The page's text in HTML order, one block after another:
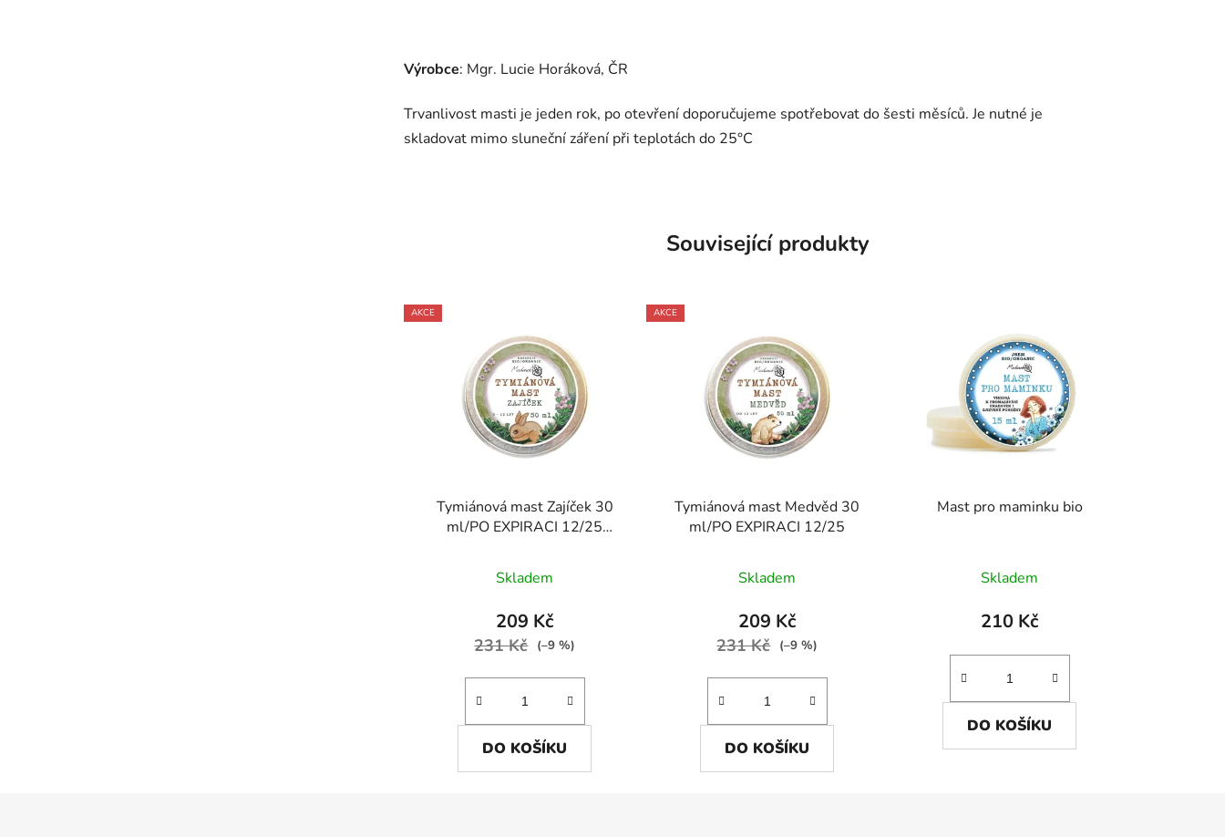
Výrobce: Mgr. Lucie Horáková, ČR
Trvanlivost masti je jeden rok, po otevření doporučujeme spotřebovat do šesti měsíců. Je nutné je
skladovat mimo sluneční záření při teplotách do 25°C
Související produkty
AKCE
Tymiánová mast Zajíček 30
ml/PO EXPIRACI 12/25
Skladem
209 Kč
231 Kč (–9 %)
DO KOŠÍKU
AKCE
Tymiánová mast Medvěd 30
ml/PO EXPIRACI 12/25
Skladem
209 Kč
231 Kč (–9 %)
DO KOŠÍKU
Mast pro maminku bio
Skladem
210 Kč
DO KOŠÍKU